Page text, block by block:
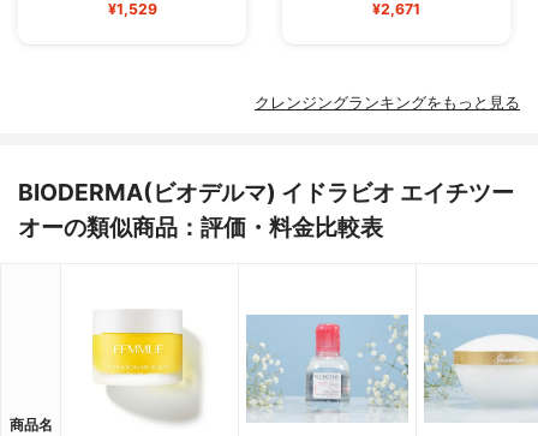
¥1,529 ¥2,671
クレンジングランキングをもっと見る
BIODERMA(ビオデルマ) イドラビオ エイチツー
オーの類似商品：評価・料金比較表
商品名